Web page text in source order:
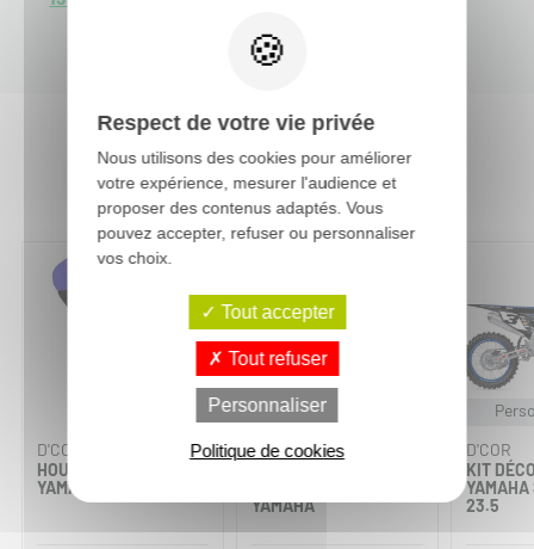
Vous aimerez aussi :
D'COR
HOUSSE DE SELLE
YAMAHA STAR RACING
FACTORY EFFEX
YAMAHA
D'COR
KIT
YAMAHA
23.5
Respect de votre vie privée
Nous utilisons des cookies pour améliorer
votre expérience, mesurer l'audience et
proposer des contenus adaptés. Vous
pouvez accepter, refuser ou personnaliser
vos choix.
Tout accepter
Tout refuser
Personnaliser
Politique de cookies